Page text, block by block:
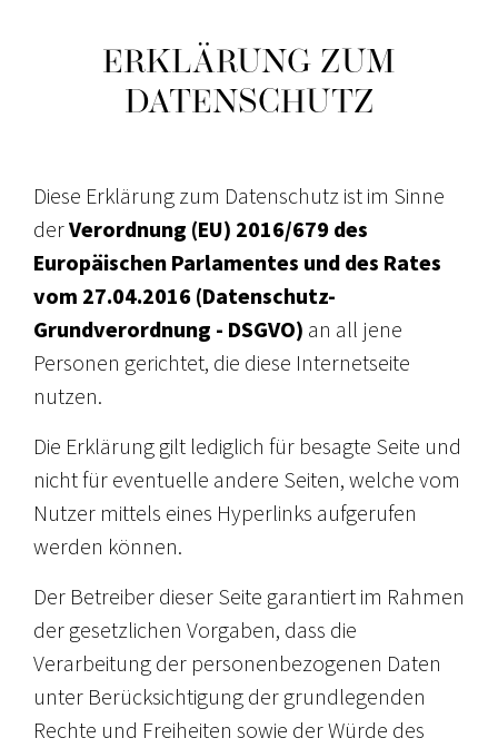
ERKLÄRUNG ZUM
DATENSCHUTZ
Diese Erklärung zum Datenschutz ist im Sinne
derVerordnung (EU) 2016/679 des
Europäischen Parlamentes und des Rates
vom 27.04.2016 (Datenschutz-
Grundverordnung - DSGVO) an all jene
Personen gerichtet, die diese Internetseite
nutzen.
Die Erklärung gilt lediglich für besagte Seite und
nicht für eventuelle andere Seiten, welche vom
Nutzer mittels eines Hyperlinks aufgerufen
werden können.
Der Betreiber dieser Seite garantiert im Rahmen
der gesetzlichen Vorgaben, dass die
Verarbeitung der personenbezogenen Daten
unter Berücksichtigung der grundlegenden
Rechte und Freiheiten sowie der Würde des